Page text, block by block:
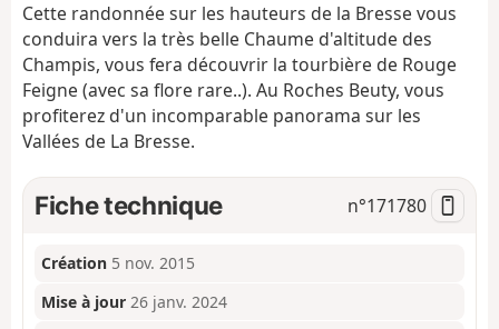
Cette randonnée sur les hauteurs de la Bresse vous
conduira vers la très belle Chaume d'altitude des
Champis, vous fera découvrir la tourbière de Rouge
Feigne (avec sa flore rare..). Au Roches Beuty, vous
profiterez d'un incomparable panorama sur les
Vallées de La Bresse.
Fiche technique n°171780
Création 5 nov. 2015
Mise à jour 26 janv. 2024